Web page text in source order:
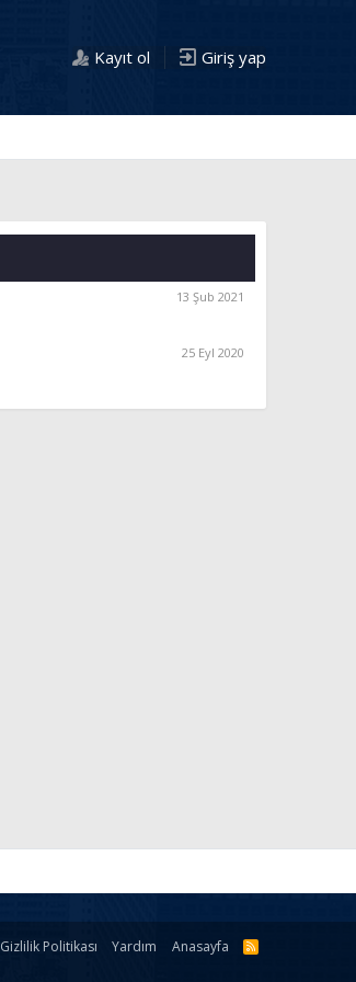
Kayıt ol Giriş yap
13 Şub 2021
25 Eyl 2020
Gizlilik Politikası Yardım Anasayfa
R
S